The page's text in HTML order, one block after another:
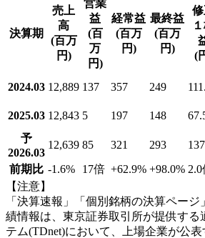
決算期
売上
高
(百万
円)
営業
益
(百
万
円)
経常益
(百万
円)
最終益
(百万
円)
(
2024.03 12,889 137 357 249
2025.03 12,843 5 197 148
予
2026.03
12,639 85 321 293
前期比 -1.6% 17倍 +62.9% +98.0%
【注意】
「決算速報」「個別銘柄の決算ペー
績情報は、東京証券取引所が提供する
テム(TDnet)において、上場企業が公